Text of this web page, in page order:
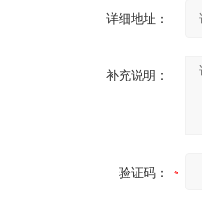
详细地址：
补充说明：
验证码：